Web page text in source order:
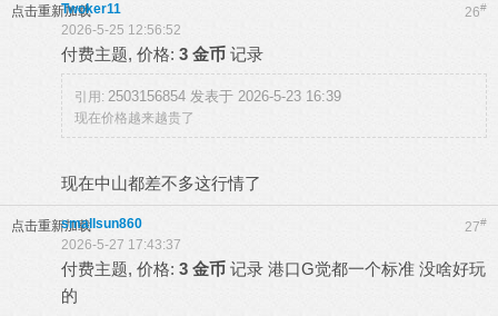
点击重新加载 26#
Twoker11
2026-5-25 12:56:52
付费主题, 价格: 3 金币 记录
引用: 2503156854 发表于 2026-5-23 16:39
现在价格越来越贵了
现在中山都差不多这行情了
点击重新加载 27#
smallsun860
2026-5-27 17:43:37
付费主题, 价格: 3 金币 记录 港口G觉都一个标准 没啥好玩
的